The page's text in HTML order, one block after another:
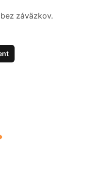
záväzkov.